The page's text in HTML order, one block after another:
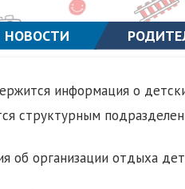
НОВОСТИ
информация о
структурным
об организации отдыха